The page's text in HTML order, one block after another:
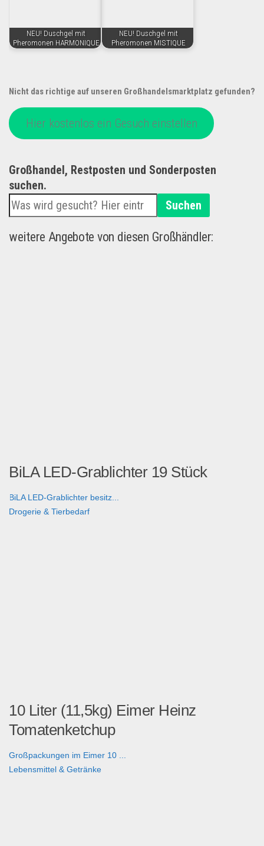
NEU! Duschgel mit
Pheromonen HARMONIQUE
NEU! Duschgel mit
Pheromonen MISTIQUE
Nicht das richtige auf unseren Großhandelsmarktplatz gefunden?
Hier kostenlos ein Gesuch einstellen
Großhandel, Restposten und Sonderposten
suchen.
Suchen
weitere Angebote von diesen Großhändler:
BiLA LED-Grablichter 19 Stück
BiLA LED-Grablichter besitz...
Drogerie & Tierbedarf
10 Liter (11,5kg) Eimer Heinz
Tomatenketchup
Großpackungen im Eimer 10 ...
Lebensmittel & Getränke